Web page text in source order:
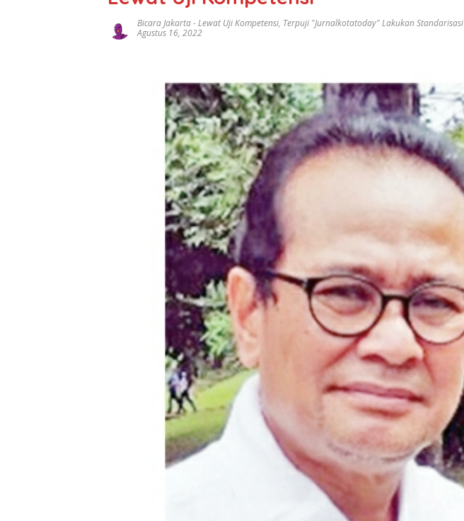
Bicara Jakarta-Lewat Uji Kompetensi, Terpuji "Jurnalkotatoday" Lakukan Standarisasi
Agustus 16, 2022